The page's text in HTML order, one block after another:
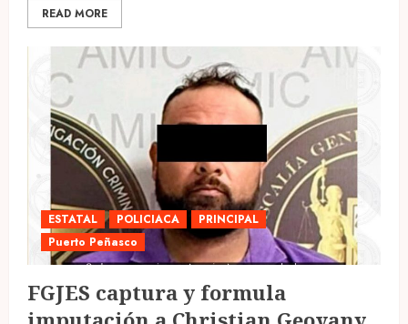
READ MORE
ESTATAL POLICIACA
PRINCIPAL
Puerto Peñasco
FGJES captura y formula